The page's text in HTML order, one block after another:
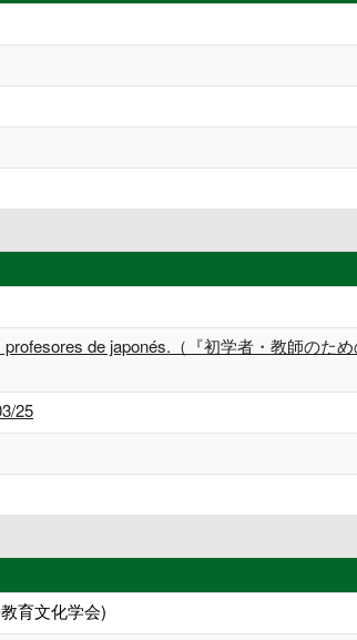
de japonés.（『初学者・教師のた
25
育文化学会)